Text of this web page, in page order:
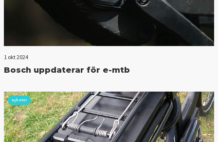
1 okt 2024
Bosch uppdaterar för e-mtb
nyheter